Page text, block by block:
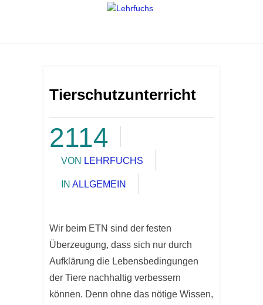
Tierschutzunterricht
2114
VON LEHRFUCHS
IN ALLGEMEIN
Wir beim ETN sind der festen
Überzeugung, dass sich nur durch
Aufklärung die Lebensbedingungen
der Tiere nachhaltig verbessern
können. Denn ohne das nötige Wissen,